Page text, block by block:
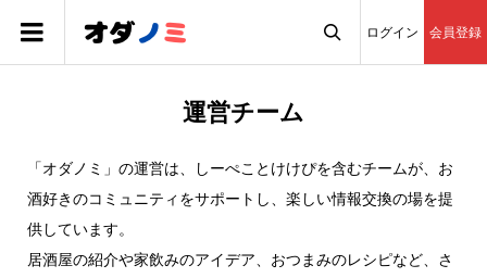
ログイン 会員登録
運営チーム
「オダノミ」の運営は、しーぺことけけぴを含むチームが、お
酒好きのコミュニティをサポートし、楽しい情報交換の場を提
供しています。
居酒屋の紹介や家飲みのアイデア、おつまみのレシピなど、さ